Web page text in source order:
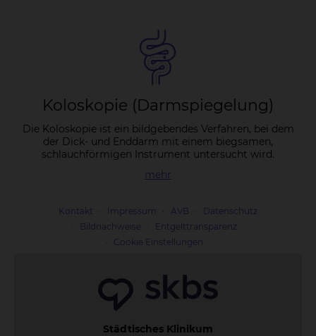
Ko­lo­sko­pie (Darm­spie­ge­lung)
Die Koloskopie ist ein bildgebendes Verfahren, bei dem
der Dick- und Enddarm mit einem biegsamen,
schlauchförmigen Instrument untersucht wird.
mehr
Kontakt Impressum AVB
Datenschutz
Bildnachweise
Entgelttransparenz
Cookie Einstellungen
Städtisches Klinikum